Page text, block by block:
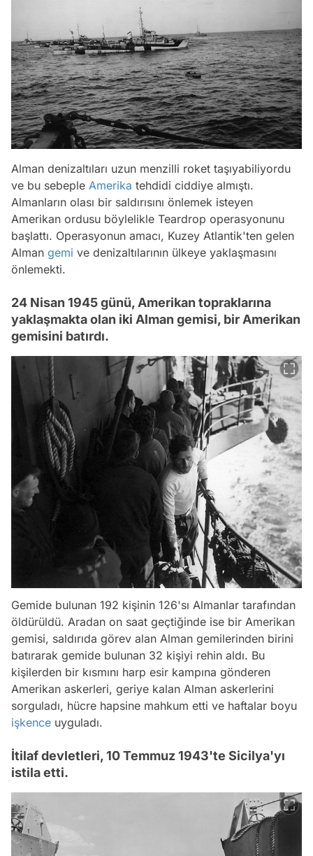
Alman denizaltıları uzun menzilli roket taşıyabiliyordu
ve bu sebeple Amerika tehdidi ciddiye almıştı.
Almanların olası bir saldırısını önlemek isteyen
Amerikan ordusu böylelikle Teardrop operasyonunu
başlattı. Operasyonun amacı, Kuzey Atlantik'ten gelen
Alman gemi ve denizaltılarının ülkeye yaklaşmasını
önlemekti.
24 Nisan 1945 günü, Amerikan topraklarına
yaklaşmakta olan iki Alman gemisi, bir Amerikan
gemisini batırdı.
Gemide bulunan 192 kişinin 126'sı Almanlar tarafından
öldürüldü. Aradan on saat geçtiğinde ise bir Amerikan
gemisi, saldırıda görev alan Alman gemilerinden birini
batırarak gemide bulunan 32 kişiyi rehin aldı. Bu
kişilerden bir kısmını harp esir kampına gönderen
Amerikan askerleri, geriye kalan Alman askerlerini
sorguladı, hücre hapsine mahkum etti ve haftalar boyu
işkence uyguladı.
İtilaf devletleri, 10 Temmuz 1943'te Sicilya'yı
istila etti.